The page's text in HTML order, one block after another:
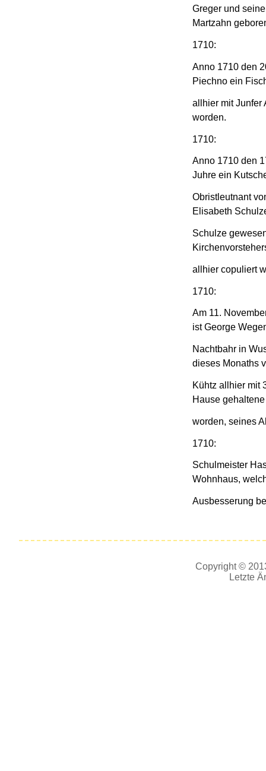
Greger und
Martzahn
1710:
Anno 1710 den
Piechno ein
allhier mit Junfer
worden.
1710:
Anno 1710 den
Juhre ein
Obristleutnant
Elisabeth
Schulze
allhier copuliert
1710:
Am 11.
ist George
Nachtbahr in
dieses Monaths
Kühtz allhier mit
Hause
worden, seines
1710:
Schulmeister
Wohnhaus,
Ausbesserung
Copyright ©
Letzte